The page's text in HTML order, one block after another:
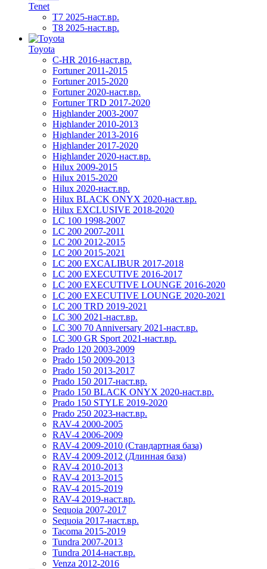
Tenet
T7 2025-наст.вр.
T8 2025-наст.вр.
Toyota
C-HR 2016-наст.вр.
Fortuner 2011-2015
Fortuner 2015-2020
Fortuner 2020-наст.вр.
Fortuner TRD 2017-2020
Highlander 2003-2007
Highlander 2010-2013
Highlander 2013-2016
Highlander 2017-2020
Highlander 2020-наст.вр.
Hilux 2009-2015
Hilux 2015-2020
Hilux 2020-наст.вр.
Hilux BLACK ONYX 2020-наст.вр.
Hilux EXCLUSIVE 2018-2020
LC 100 1998-2007
LC 200 2007-2011
LC 200 2012-2015
LC 200 2015-2021
LC 200 EXCALIBUR 2017-2018
LC 200 EXECUTIVE 2016-2017
LC 200 EXECUTIVE LOUNGE 2016-2020
LC 200 EXECUTIVE LOUNGE 2020-2021
LC 200 TRD 2019-2021
LC 300 2021-наст.вр.
LC 300 70 Anniversary 2021-наст.вр.
LC 300 GR Sport 2021-наст.вр.
Prado 120 2003-2009
Prado 150 2009-2013
Prado 150 2013-2017
Prado 150 2017-наст.вр.
Prado 150 BLACK ONYX 2020-наст.вр.
Prado 150 STYLE 2019-2020
Prado 250 2023-наст.вр.
RAV-4 2000-2005
RAV-4 2006-2009
RAV-4 2009-2010 (Стандартная база)
RAV-4 2009-2012 (Длинная база)
RAV-4 2010-2013
RAV-4 2013-2015
RAV-4 2015-2019
RAV-4 2019-наст.вр.
Sequoia 2007-2017
Sequoia 2017-наст.вр.
Tacoma 2015-2019
Tundra 2007-2013
Tundra 2014-наст.вр.
Venza 2012-2016